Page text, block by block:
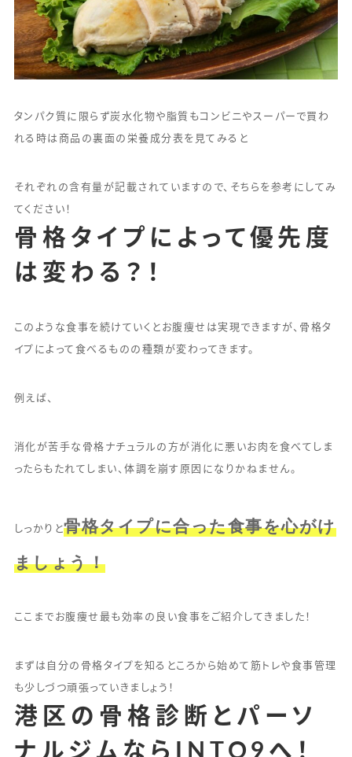
タンパク質に限らず炭水化物や脂質もコンビニやスーパーで買わ
れる時は商品の裏面の栄養成分表を見てみると
それぞれの含有量が記載されていますので、そちらを参考にしてみ
てください！
骨格タイプによって優先度
は変わる？！
このような食事を続けていくとお腹痩せは実現できますが、骨格タ
イプによって食べるものの種類が変わってきます。
例えば、
消化が苦手な骨格ナチュラルの方が消化に悪いお肉を食べてしま
ったらもたれてしまい、体調を崩す原因になりかねません。
しっかりと骨格タイプに合った食事を心がけ
ましょう！
ここまでお腹痩せ最も効率の良い食事をご紹介してきました！
まずは自分の骨格タイプを知るところから始めて筋トレや食事管理
も少しづつ頑張っていきましょう！
港区の骨格診断とパーソ
ナルジムならINTO9へ！